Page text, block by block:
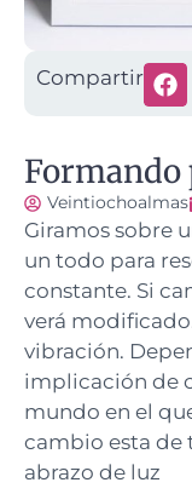
Compartir
Formando
Veintiochoalmas
Giramos sobre
un todo para
constante. Si
verá
vibración.
implicación de
mundo en el
cambio esta de
abrazo de luz